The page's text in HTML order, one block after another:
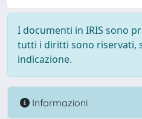
I documenti in IRIS sono
tutti i diritti sono riservati,
indicazione.
Informazioni